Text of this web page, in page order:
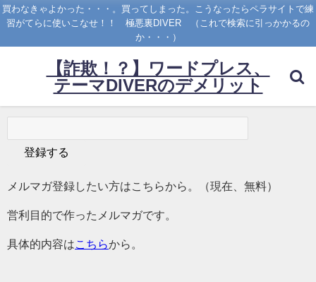
買わなきゃよかった・・・。買ってしまった。こうなったらペラサイトで練
習がてらに使いこなせ！！ 極悪裏DIVER （これで検索に引っかかるの
か・・・）
【詐欺！？】ワードプレス、
テーマDIVERのデメリット
メルマガ登録したい方はこちらから。（現在、無料）
営利目的で作ったメルマガです。
具体的内容は こちらから。